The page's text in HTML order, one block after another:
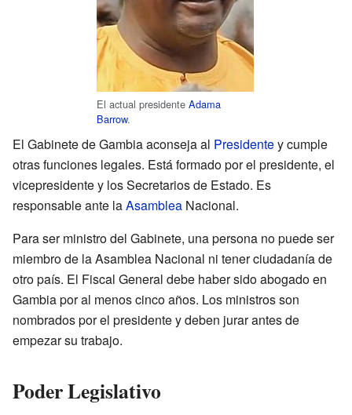
El actual presidente Adama
Barrow.
El Gabinete de Gambia aconseja al Presidentey cumple
otras funciones legales. Está formado por el presidente, el
vicepresidente y los Secretarios de Estado. Es
responsable ante laAsamblea Nacional.
Para ser ministro del Gabinete, una persona no puede ser
miembro de la Asamblea Nacional ni tener ciudadanía de
otro país. El Fiscal General debe haber sido abogado en
Gambia por al menos cinco años. Los ministros son
nombrados por el presidente y deben jurar antes de
empezar su trabajo.
Poder Legislativo